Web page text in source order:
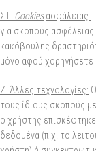
ΣΤ. Cookies ασφάλειας:
για σκοπούς
κακόβουλης
μόνο αφού χορηγήσετε
Ζ. Άλλες τεχνολογίες:
τους ίδιους σκοπούς
ο χρήστης
δεδομένα (π.χ. το